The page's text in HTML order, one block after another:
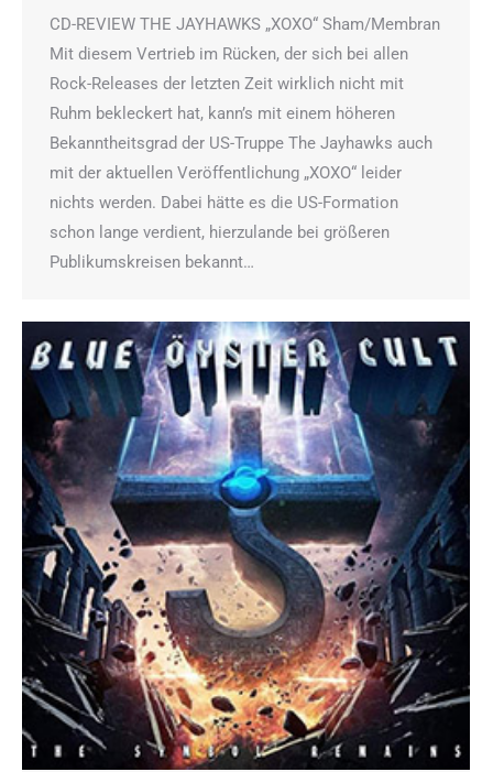
CD-REVIEW THE JAYHAWKS „XOXO“ Sham/Membran
Mit diesem Vertrieb im Rücken, der sich bei allen
Rock-Releases der letzten Zeit wirklich nicht mit
Ruhm bekleckert hat, kann’s mit einem höheren
Bekanntheitsgrad der US-Truppe The Jayhawks auch
mit der aktuellen Veröffentlichung „XOXO“ leider
nichts werden. Dabei hätte es die US-Formation
schon lange verdient, hierzulande bei größeren
Publikumskreisen bekannt…